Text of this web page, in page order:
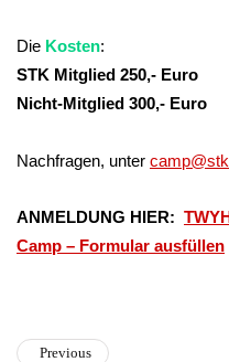
Die Kosten:
STK Mitglied 250,- Euro
Nicht-Mitglied 300,- Euro
Nachfragen, unter
ANMELDUNG HIER:
Camp – Formular ausfüllen
Previous